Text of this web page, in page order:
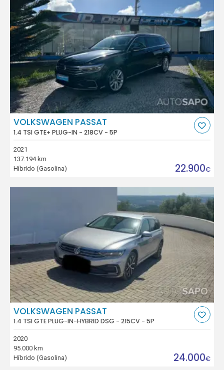
VOLKSWAGEN PASSAT
1.4 TSI GTE+ PLUG-IN - 218CV - 5P
2021
137.194 km
Híbrido (Gasolina)
22.900€
VOLKSWAGEN PASSAT
1.4 TSI GTE PLUG-IN-HYBRID DSG - 215CV - 5P
2020
95.000 km
Híbrido (Gasolina)
24.000€